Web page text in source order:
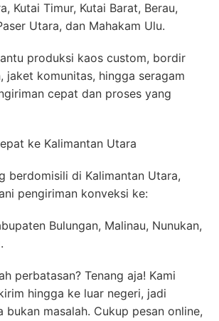
Kutai Timur, Kutai Barat, Berau,
Utara, dan Mahakam Ulu.
produksi kaos custom, bordir
jaket komunitas, hingga seragam
cepat dan proses yang
ke Kalimantan Utara
berdomisili di Kalimantan Utara,
pengiriman konveksi ke:
Bulungan, Malinau, Nunukan,
perbatasan? Tenang aja! Kami
hingga ke luar negeri, jadi
bukan masalah. Cukup pesan online,